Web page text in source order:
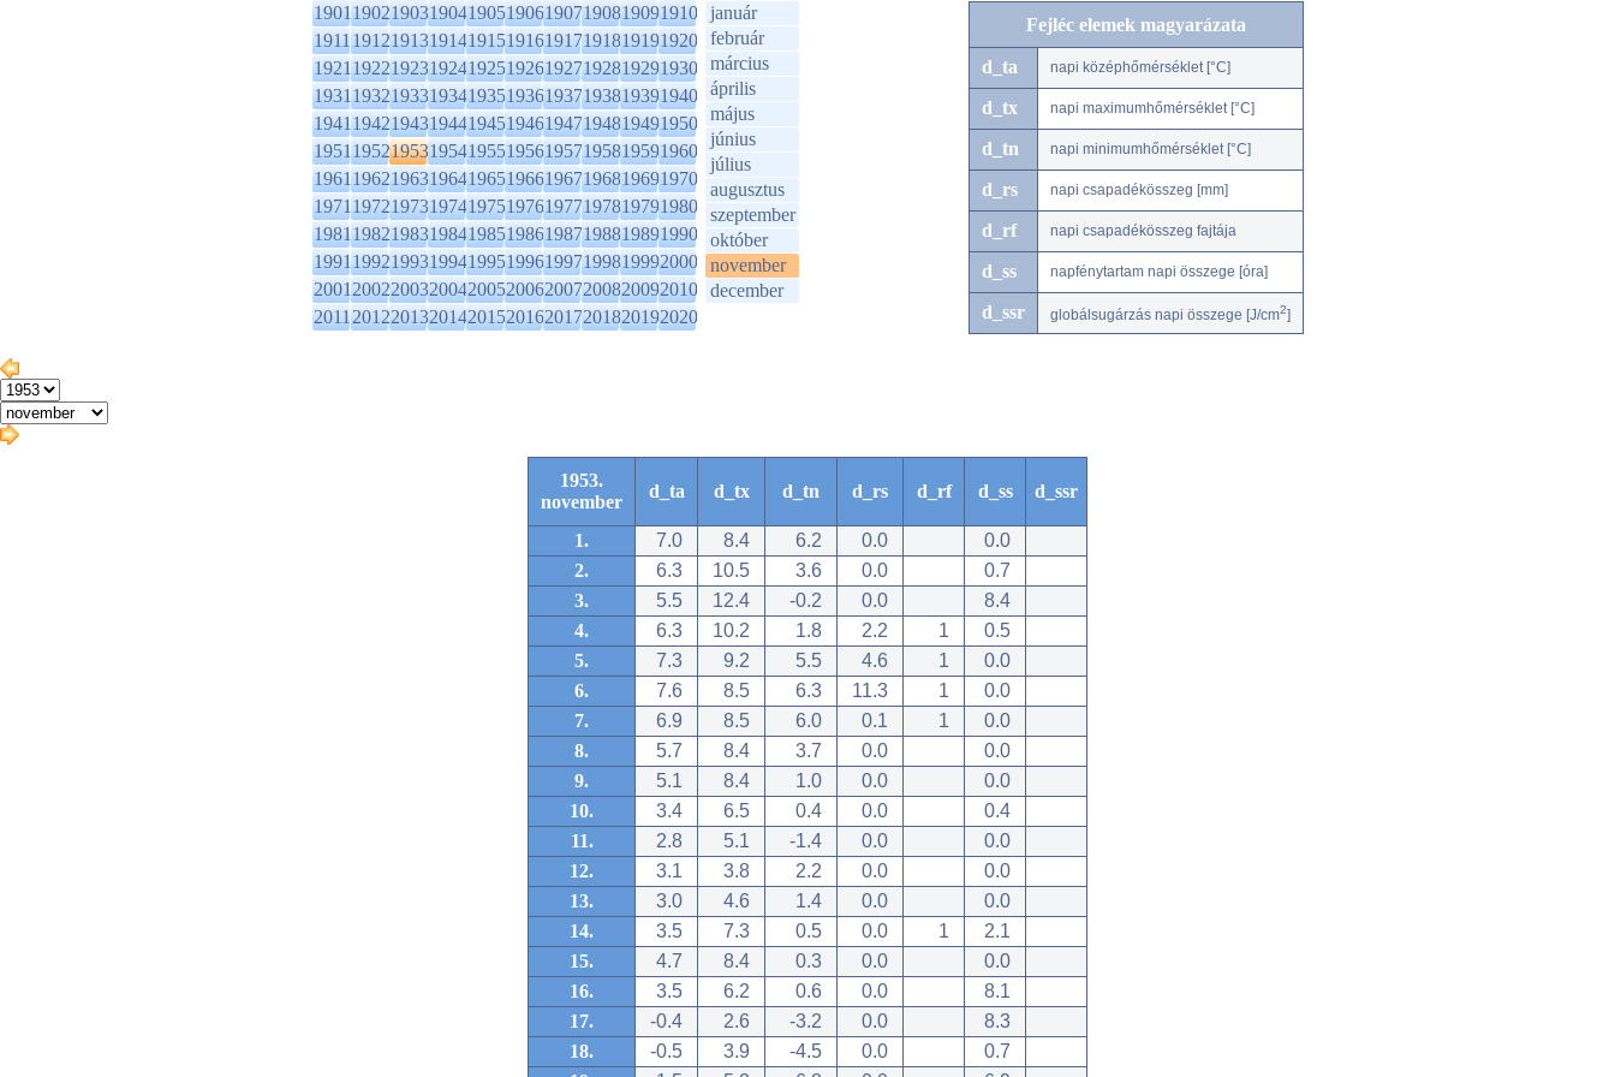
1901190219031904190519061907190819091910
1911191219131914191519161917191819191920
1921192219231924192519261927192819291930
1931193219331934193519361937193819391940
1941194219431944194519461947194819491950
1951195219531954195519561957195819591960
1961196219631964196519661967196819691970
1971197219731974197519761977197819791980
1981198219831984198519861987198819891990
1991199219931994199519961997199819992000
2001200220032004200520062007200820092010
2011201220132014201520162017201820192020
január
február
március
április
május
június
július
augusztus
szeptember
október
november
december
Fejléc elemek magyarázata
d_ta napi középhőmérséklet [°C]
d_tx napi maximumhőmérséklet [°C]
d_tn napi minimumhőmérséklet [°C]
d_rs napi csapadékösszeg [mm]
d_rf napi csapadékösszeg fajtája
d_ss napfénytartam napi összege [óra]
d_ssr globálsugárzás napi összege [J/cm2]
1953.
november
d_ta d_tx d_tn d_rs d_rf d_ss d_ssr
1. 7.0 8.4 6.2 0.0
0.0
2.
6.3 10.5 3.6 0.0
0.7
3.
5.5 12.4 -0.2 0.0
8.4
4.
6.3 10.2 1.8 2.2 1
0.5
5.
7.3 9.2 5.5 4.6 1
0.0
6.
7.6 8.5 6.3 11.3 1
0.0
7.
6.9 8.5 6.0 0.1 1
0.0
8.
5.7 8.4 3.7 0.0
0.0
9.
5.1 8.4 1.0 0.0
0.0
10.
3.4 6.5 0.4 0.0
0.4
11.
2.8 5.1 -1.4 0.0
0.0
12.
3.1 3.8 2.2 0.0
0.0
13.
3.0 4.6 1.4 0.0
0.0
14.
3.5 7.3 0.5 0.0 1
2.1
15.
4.7 8.4 0.3 0.0
0.0
16.
3.5 6.2 0.6 0.0
8.1
17.
-0.4 2.6 -3.2 0.0
8.3
18.
-0.5 3.9 -4.5 0.0
0.7